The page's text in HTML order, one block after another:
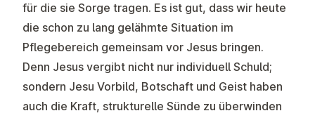
für die sie Sorge tragen. Es ist gut, dass wir heute
die schon zu lang gelähmte Situation im
Pflegebereich gemeinsam vor Jesus bringen.
Denn Jesus vergibt nicht nur individuell Schuld;
sondern Jesu Vorbild, Botschaft und Geist haben
auch die Kraft, strukturelle Sünde zu überwinden